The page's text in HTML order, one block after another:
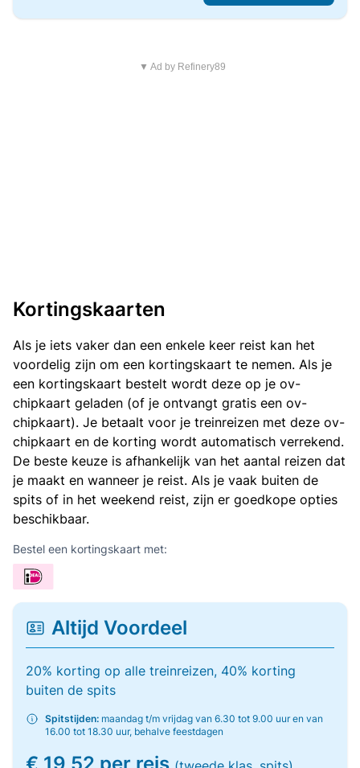
▼ Ad by Refinery89
Kortingskaarten
Als je iets vaker dan een enkele keer reist kan het
voordelig zijn om een kortingskaart te nemen. Als je
een kortingskaart bestelt wordt deze op je ov-
chipkaart geladen (of je ontvangt gratis een ov-
chipkaart). Je betaalt voor je treinreizen met deze ov-
chipkaart en de korting wordt automatisch verrekend.
De beste keuze is afhankelijk van het aantal reizen dat
je maakt en wanneer je reist. Als je vaak buiten de
spits of in het weekend reist, zijn er goedkope opties
beschikbaar.
Bestel een kortingskaart met:
Altijd Voordeel
20% korting op alle treinreizen, 40% korting
buiten de spits
Spitstijden: maandag t/m vrijdag van 6.30 tot 9.00 uur en van
16.00 tot 18.30 uur, behalve feestdagen